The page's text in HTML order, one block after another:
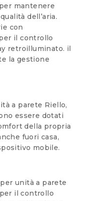
mantenere
dell’aria.
con
il controllo
retroilluminato. il
la gestione
a parete Riello,
essere dotati
della propria
fuori casa,
mobile.
unità a parete
il controllo